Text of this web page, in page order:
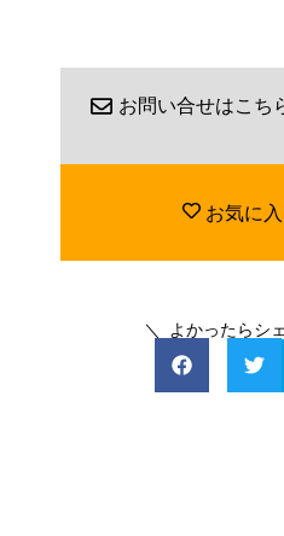
お問い合せはこち
お気に
＼ よかったらシ